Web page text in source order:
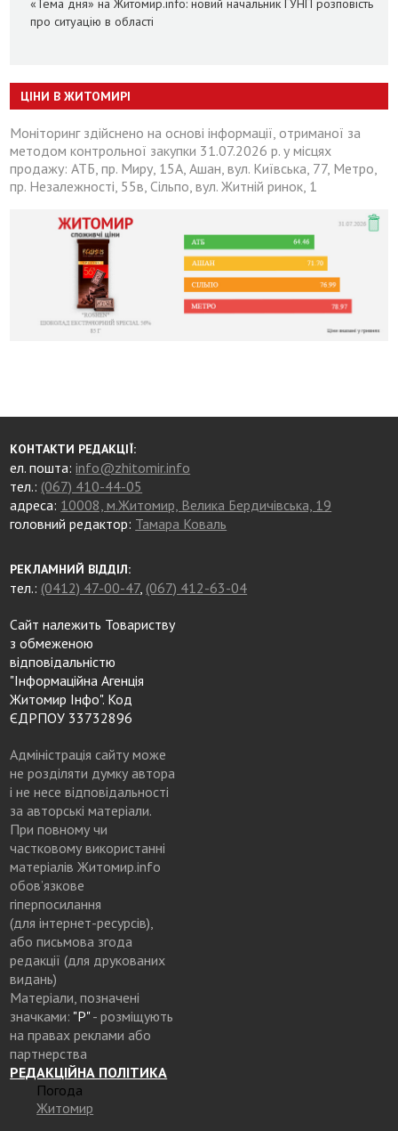
«Тема дня» на Житомир.info: новий начальник ГУНП розповість
про ситуацію в області
ЦІНИ В ЖИТОМИРІ
Моніторинг здійснено на основі інформації, отриманої за
методом контрольної закупки 31.07.2026 р. у місцях
продажу: АТБ, пр. Миру, 15А, Ашан, вул. Київська, 77, Метро,
пр. Незалежності, 55в, Сільпо, вул. Житній ринок, 1
КОНТАКТИ РЕДАКЦІЇ:
ел. пошта:info@zhitomir.info
тел.: (067) 410-44-05
адреса: 10008, м.Житомир, Велика Бердичівська, 19
головний редактор: Тамара Коваль
РЕКЛАМНИЙ ВІДДІЛ:
тел.: (0412) 47-00-47, (067) 412-63-04
Сайт належить Товариству
з обмеженою
відповідальністю
"Інформаційна Агенція
Житомир Інфо". Код
ЄДРПОУ 33732896
Адміністрація сайту може
не розділяти думку автора
і не несе відповідальності
за авторські матеріали.
При повному чи
частковому використанні
матеріалів Житомир.info
обов’язкове
гіперпосилання
(для інтернет-ресурсів),
або письмова згода
редакції (для друкованих
видань)
Матеріали, позначені
значками: "Р"- розміщують
на правах реклами або
партнерства
РЕДАКЦІЙНА ПОЛІТИКА
Погода
Житомир